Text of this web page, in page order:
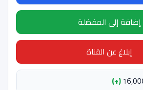
إضافة إلى المفضلة
إبلاغ عن القناة
(+)